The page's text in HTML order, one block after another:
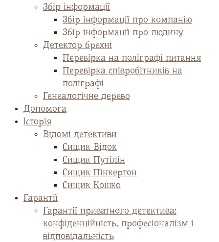
Збір інформації
Збір інформації про компанію
Збір інформації про людину
Детектор брехні
Перевірка на поліграфі питання
Перевірка співробітників на
поліграфі
Генеалогічне дерево
Допомога
Історія
Відомі детективи
Сищик Відок
Сищик Путілін
Сищик Пінкертон
Сищик Кошко
Гарантії
Гарантії приватного детектива:
конфіденційність, професіоналізм і
відповідальність